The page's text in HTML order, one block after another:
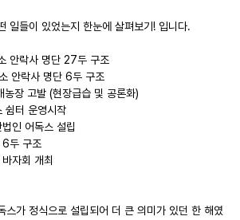
일들이 있었는지 한눈에 살펴보기! 입니다.
안락사 명단 27두 구조
안락사 명단 6두 구조
장 고발 (현장급습 및 공론화)
터 운영시작
인 어독스 설립
두 구조
자회 개최
스가 정식으로 설립되어 더 큰 의미가 있던 한 해였